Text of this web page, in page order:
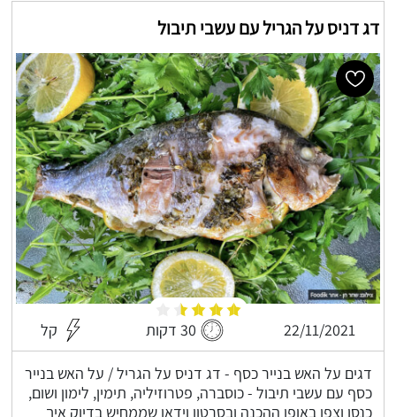
דג דניס על הגריל עם עשבי תיבול
22/11/2021 30 דקות קל
דגים על האש בנייר כסף - דג דניס על הגריל / על האש בנייר
כסף עם עשבי תיבול - כוסברה, פטרוזיליה, תימין, לימון ושום,
כנסו וצפו באופן ההכנה ובסרטון וידאו שממחיש בדיוק איך